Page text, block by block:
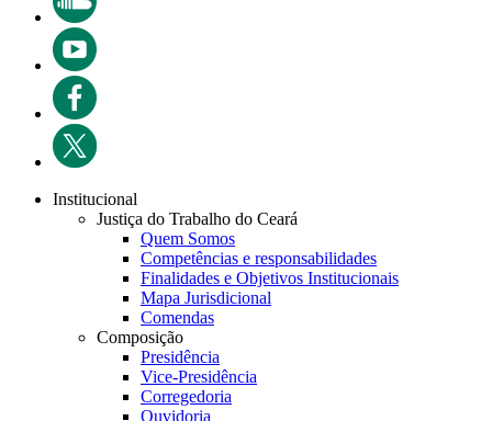
Institucional
Justiça do Trabalho do Ceará
Quem Somos
Competências e responsabilidades
Finalidades e Objetivos Institucionais
Mapa Jurisdicional
Comendas
Composição
Presidência
Vice-Presidência
Corregedoria
Ouvidoria